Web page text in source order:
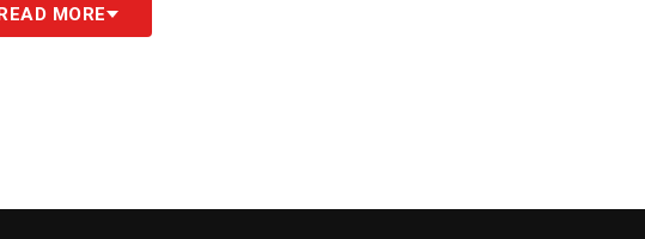
di #CR7 che rivendica dalla Juventusfc in
MORE